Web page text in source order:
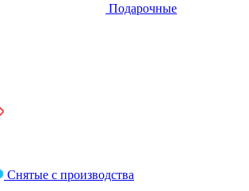
Подарочные
Снятые с производства